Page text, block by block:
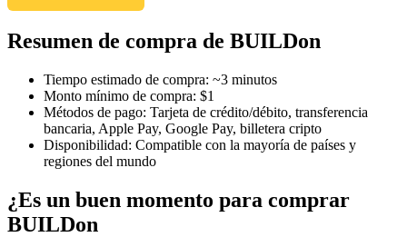
Futuros COIN-M
TradFi
Derivados de acciones, divisas, metales preciosos y materias
Resumen de compra de BUILDon
Tiempo estimado de compra: ~3 minutos
Monto mínimo de compra: $1
Métodos de pago: Tarjeta de crédito/débito, transferencia
bancaria, Apple Pay, Google Pay, billetera cripto
Disponibilidad: Compatible con la mayoría de países y
regiones del mundo
¿Es un buen momento para comprar
BUILDon